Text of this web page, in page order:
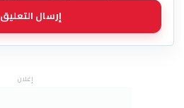
إرسال التعليق
إعلان